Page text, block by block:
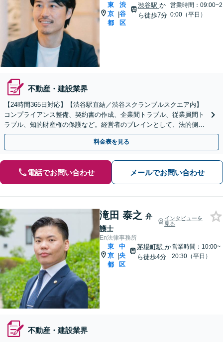
東
京
都
|
渋
谷
区
渋谷駅 か
ら徒歩7分
営業時間：09:00~2
0:00（平日）
不動産・建設業界
【24時間365日対応】【渋谷駅直結／渋谷スクランブルスクエア内】
コンプライアンス整備、契約書の作成、企業間トラブル、従業員間ト
ラブル、知的財産権の保護など。経営者のブレインとして、法的側面
より力強く事業をサポートします。【初回相談無料】
料金表を見る
電話でお問い合わせ メールでお問い合わせ
滝田 泰之 弁
護士
インタビューを
見る
En法律事務所
東
京
都
|
中
央
区
茅場町駅 か
ら徒歩4分
営業時間：10:00~
20:30（平日）
不動産・建設業界